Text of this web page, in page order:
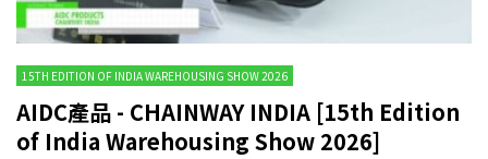
15TH EDITION OF INDIA WAREHOUSING SHOW 2026
AIDC產品 - CHAINWAY INDIA [15th Edition
of India Warehousing Show 2026]